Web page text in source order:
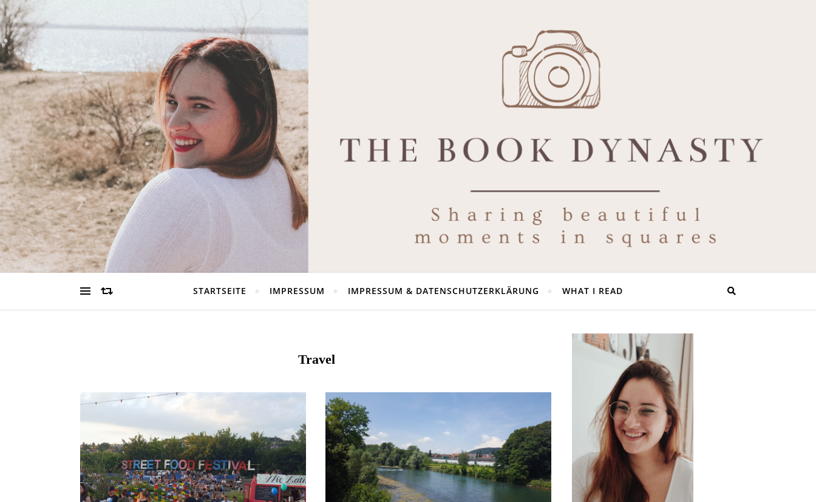
STARTSEITE IMPRESSUM IMPRESSUM & DATENSCHUTZERKLÄRUNG WHAT I READ
Travel